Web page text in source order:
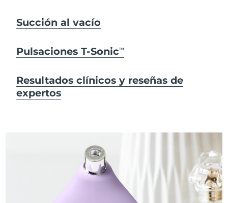
Succión al vacío
Pulsaciones T-SonicTM
Resultados clínicos y reseñas de
expertos